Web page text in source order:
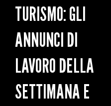
TURISMO: GLI
ANNUNCI DI
LAVORO DELLA
SETTIMANA E